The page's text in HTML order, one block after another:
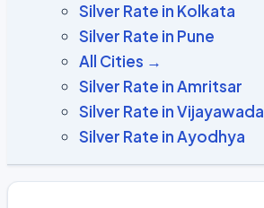
Silver Rate in Kolkata
Silver Rate in Pune
All Cities →
Silver Rate in Amritsar
Silver Rate in Vijayawada
Silver Rate in Ayodhya